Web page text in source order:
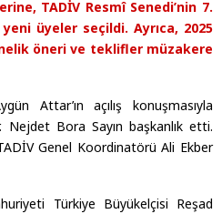
TADİV Resmî Senedi’nin 7.
üyeler seçildi. Ayrıca, 2025
öneri ve teklifler müzakere
Attar’ın açılış konuşmasıyla
Bora Sayın başkanlık etti.
Genel Koordinatörü Ali Ekber
Türkiye Büyükelçisi Reşad